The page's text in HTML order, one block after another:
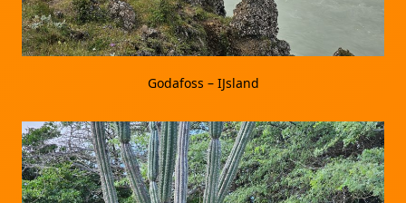
Godafoss – IJsland